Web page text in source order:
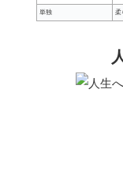
単独 柔